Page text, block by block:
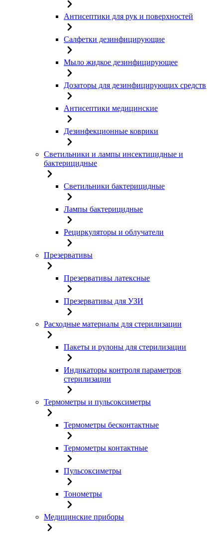
Антисептики для рук и поверхностей
Салфетки дезинфицирующие
Мыло жидкое дезинфицирующее
Дозаторы для дезинфицирующих средств
Антисептики медицинские
Дезинфекционные коврики
Светильники и лампы инсектицидные и
бактерицидные
Светильники бактерицидные
Лампы бактерицидные
Рециркуляторы и облучатели
Презервативы
Презервативы латексные
Презервативы для УЗИ
Расходные материалы для стерилизации
Пакеты и рулоны для стерилизации
Индикаторы контроля параметров
стерилизации
Термометры и пульсоксиметры
Термометры бесконтактные
Термометры контактные
Пульсоксиметры
Тонометры
Медицинские приборы